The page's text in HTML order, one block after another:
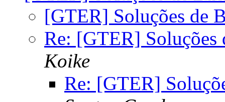
[GTER] Soluções de
Re: [GTER]
Koike
Re: [GTER]